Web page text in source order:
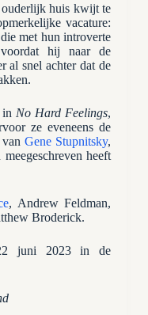
ouderlijk huis kwijt te
vacature:
met hun introverte
hij naar de
al snel achter dat de
No Hard Feelings,
ze eveneens de
Gene Stupnitsky,
heeft
, Andrew Feldman,
Broderick.
juni 2023 in de